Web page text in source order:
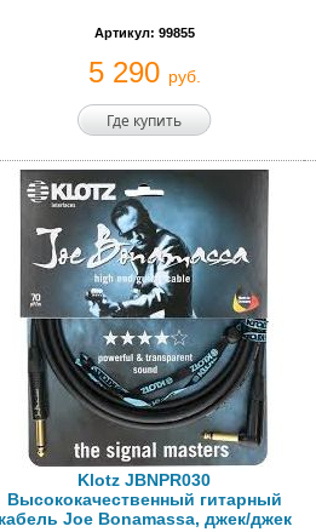
Артикул: 99855
5 290 руб.
Где купить
Klotz JBNPR030
Высококачественный гитарный
кабель Joe Bonamassa, джек/джек